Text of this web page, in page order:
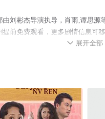
刘彬杰导演执导，肖雨,谭思
前免费观看，更多剧情信息可
 展开全部